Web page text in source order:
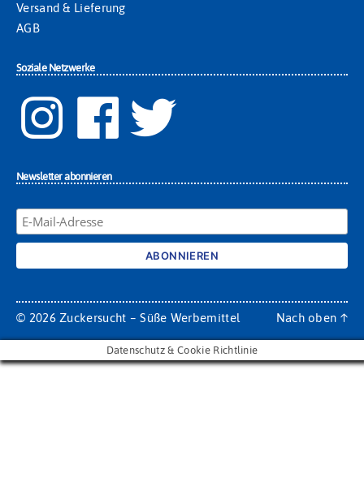
Versand & Lieferung
AGB
Soziale Netzwerke
Newsletter abonnieren
© 2026 Zuckersucht – Süße Werbemittel Nach oben ↑
Datenschutz & Cookie Richtlinie